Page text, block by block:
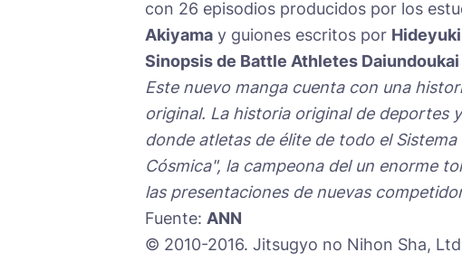
con 26 episodios producidos por los
Akiyama y guiones escritos por
Sinopsis de Battle Athletes Daiundoukai
Este nuevo manga cuenta con una
original. La historia original de deportes
donde atletas de élite de todo el
Cósmica", la campeona del un enorme
las presentaciones de nuevas
Fuente: ANN
© 2010-2016. Jitsugyo no Nihon Sha,